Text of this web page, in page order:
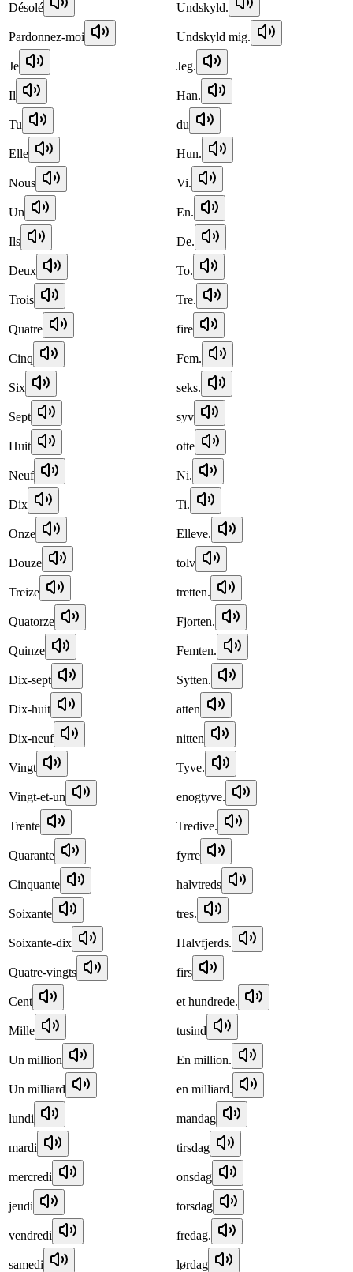
Désolé Undskyld.
Pardonnez-moi Undskyld mig.
Je Jeg.
Il Han.
Tu du
Elle Hun.
Nous Vi.
Un En.
Ils De.
Deux To.
Trois Tre.
Quatre fire
Cinq Fem.
Six seks.
Sept syv
Huit otte
Neuf Ni.
Dix Ti.
Onze Elleve.
Douze tolv
Treize tretten.
Quatorze Fjorten.
Quinze Femten.
Dix-sept Sytten.
Dix-huit atten
Dix-neuf nitten
Vingt Tyve.
Vingt-et-un enogtyve.
Trente Tredive.
Quarante fyrre
Cinquante halvtreds
Soixante tres.
Soixante-dix Halvfjerds.
Quatre-vingts firs
Cent et hundrede.
Mille tusind
Un million En million.
Un milliard en milliard.
lundi mandag
mardi tirsdag
mercredi onsdag
jeudi torsdag
vendredi fredag.
samedi lørdag